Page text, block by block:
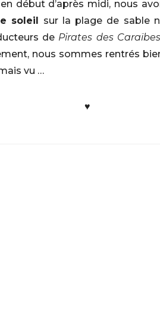
en début d’après midi, nous
soleil sur la plage de sable
de Pirates des Caraïbes
nous sommes rentrés
vu …
♥